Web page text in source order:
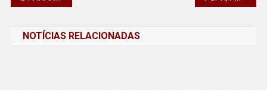
Post
NOTÍCIAS RELACIONADAS